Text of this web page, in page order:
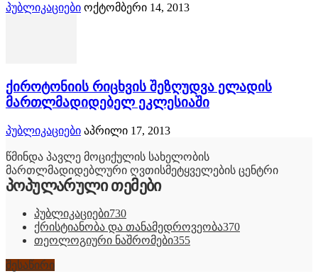
პუბლიკაციები ოქტომბერი 14, 2013
ქიროტონიის რიცხვის შეზღუდვა ელადის
მართლმადიდებელ ეკლესიაში
პუბლიკაციები აპრილი 17, 2013
წმინდა პავლე მოციქულის სახელობის
მართლმადიდებლური ღვთისმეტყველების ცენტრი
პოპულარული თემები
პუბლიკაციები730
ქრისტიანობა და თანამედროვეობა370
თეოლოგიური ნაშრომები355
შესაწირი